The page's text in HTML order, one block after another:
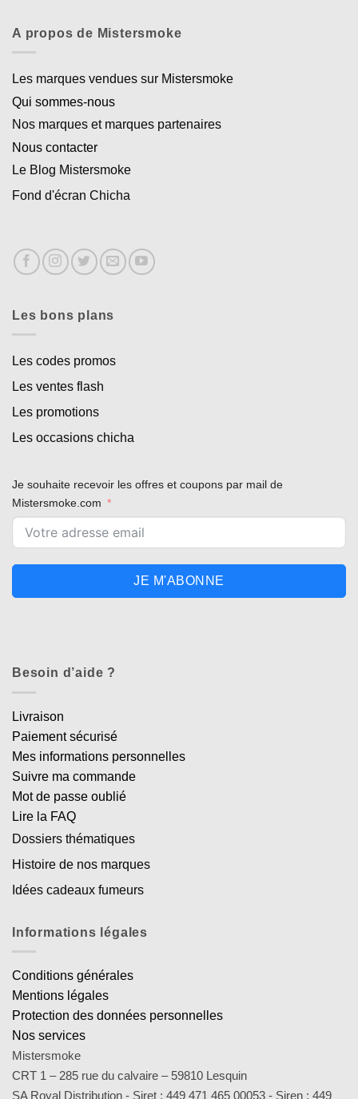
A propos de Mistersmoke
Les marques vendues sur Mistersmoke
Qui sommes-nous
Nos marques et marques partenaires
Nous contacter
Le Blog Mistersmoke
Fond d'écran Chicha
Les bons plans
Les codes promos
Les ventes flash
Les promotions
Les occasions chicha
Je souhaite recevoir les offres et coupons par mail de
Mistersmoke.com
JE M'ABONNE
Besoin d’aide ?
Livraison
Paiement sécurisé
Mes informations personnelles
Suivre ma commande
Mot de passe oublié
Lire la FAQ
Dossiers thématiques
Histoire de nos marques
Idées cadeaux fumeurs
Informations légales
Conditions générales
Mentions légales
Protection des données personnelles
Nos services
Mistersmoke
CRT 1 – 285 rue du calvaire – 59810 Lesquin
SA Royal Distribution - Siret : 449 471 465 00053 - Siren : 449
Appliquer les filtres